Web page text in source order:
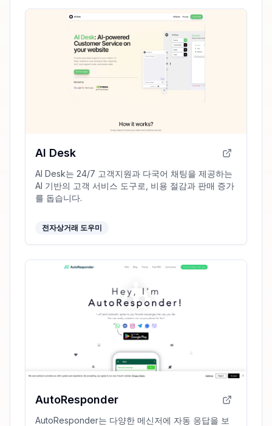
AI Desk
AI Desk는 24/7 고객지원과 다국어 채팅을 제공하는
AI 기반의 고객 서비스 도구로, 비용 절감과 판매 증가
를 돕습니다.
전자상거래 도우미
AutoResponder
AutoResponder는 다양한 메신저에 자동 응답을 보